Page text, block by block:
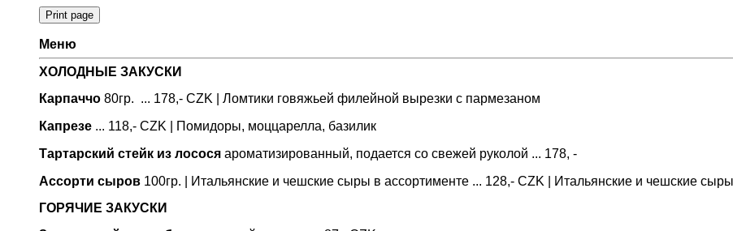
Меню
ХОЛОДНЫЕ ЗАКУСКИ
Карпаччо 80гр. ... 178,- CZK | Ломтики говяжьей филейной вырезки с пармезаном
Капрезе ... 118,- CZK | Помидоры, моццарелла, базилик
Тартарский стейк из лосося aроматизированный, подается со свежей руколой ... 178, -
Ассорти сыров 100гр. | Итальянские и чешские сыры в ассортименте ... 128,- CZK | Итальянские и чешские
ГОРЯЧИЕ ЗАКУСКИ